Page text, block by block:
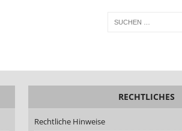
RECHTLICHES
Rechtliche Hinweise